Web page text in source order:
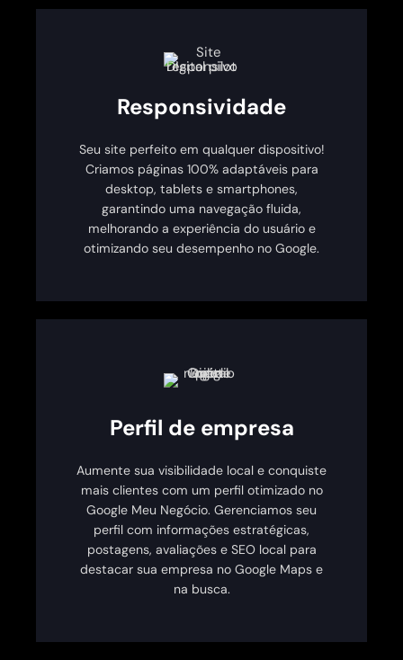
Responsividade
Seu site perfeito em qualquer dispositivo!
Criamos páginas 100% adaptáveis para
desktop, tablets e smartphones,
garantindo uma navegação fluida,
melhorando a experiência do usuário e
otimizando seu desempenho no Google.
Perfil de empresa
Aumente sua visibilidade local e conquiste
mais clientes com um perfil otimizado no
Google Meu Negócio. Gerenciamos seu
perfil com informações estratégicas,
postagens, avaliações e SEO local para
destacar sua empresa no Google Maps e
na busca.